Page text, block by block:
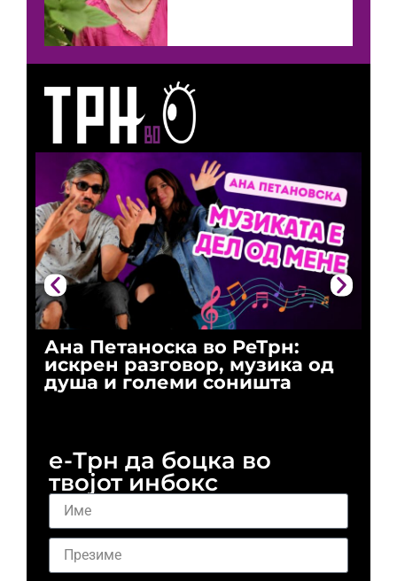
Ана Петаноска во РеТрн:
искрен разговор, музика од
душа и големи соништа
е-Трн да боцка во
твојот инбокс